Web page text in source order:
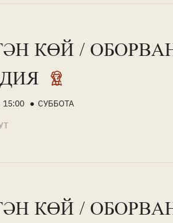
КӨЙ /
15:00 ● СУББОТА
КӨЙ /